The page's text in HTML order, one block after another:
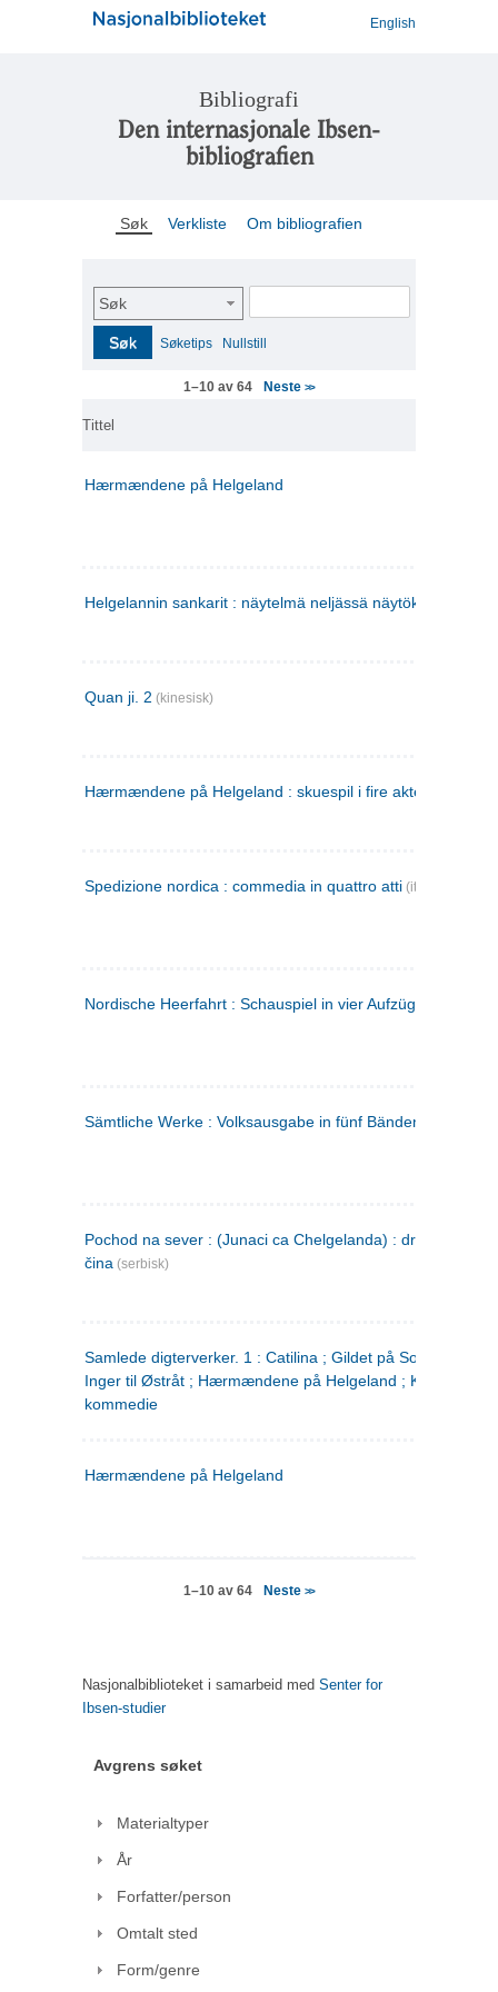
English
Bibliografi
Den internasjonale Ibsen-
bibliografien
Søk Verkliste Om bibliografien
Søk
Søk Søketips Nullstill
1–10 av 64 Neste>>
Tittel
Hærmændene på Helgeland
Helgelannin sankarit : näytelmä neljässä näytöksessä
Quan ji. 2 (kinesisk)
Hærmændene på Helgeland : skuespil i fire akter
Spedizione nordica : commedia in quattro atti (italiensk)
Nordische Heerfahrt : Schauspiel in vier Aufzügen
Sämtliche Werke : Volksausgabe in fünf Bänden
Pochod na sever : (Junaci ca Chelgelanda) : drama u četiri
čina (serbisk)
Samlede digterverker. 1 : Catilina ; Gildet på Solhaug ; Fru
Inger til Østråt ; Hærmændene på Helgeland ;
kommedie
Hærmændene på Helgeland
1–10 av 64 Neste>>
Nasjonalbiblioteket i samarbeid med Senter for
Ibsen-studier
Avgrens søket
Materialtyper
År
Forfatter/person
Omtalt sted
Form/genre